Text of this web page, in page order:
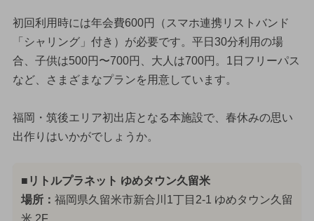
初回利用時には年会費600円（スマホ連携リストバンド
「シャリング」付き）が必要です。平日30分利用の場
合、子供は500円〜700円、大人は700円。1日フリーパス
など、さまざまなプランを用意しています。
福岡・筑後エリア初出店となる本施設で、春休みの思い
出作りはいかがでしょうか。
■リトルプラネット ゆめタウン久留米
場所： 福岡県久留米市新合川1丁目2-1 ゆめタウン久留